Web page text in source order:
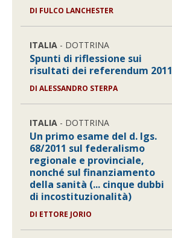
DI FULCO LANCHESTER
ITALIA - DOTTRINA
Spunti di riflessione sui
risultati dei referendum 2011
DI ALESSANDRO STERPA
ITALIA - DOTTRINA
Un primo esame del d. lgs.
68/2011 sul federalismo
regionale e provinciale,
nonché sul finanziamento
della sanità (... cinque dubbi
di incostituzionalità)
DI ETTORE JORIO